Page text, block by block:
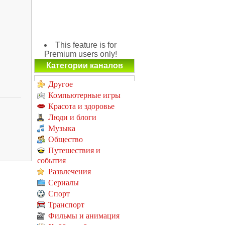
This feature is for
Premium users only!
Категории каналов
Другое
Компьютерные игры
Красота и здоровье
Люди и блоги
Музыка
Общество
Путешествия и
события
Развлечения
Сериалы
Спорт
Транспорт
Фильмы и анимация